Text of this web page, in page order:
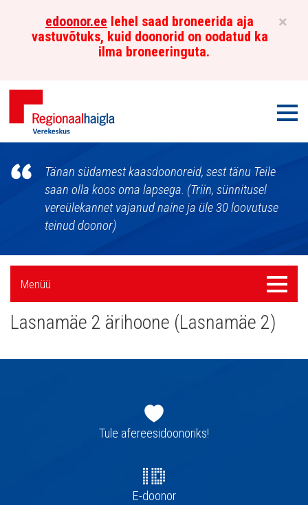
×
edoonor.ee lehel saad broneerida aja
vastuvõtuks, kuid doonorid on oodatud ka
ilma broneeringuta.
Põhja-
Eesti
Regionaalhaigla
Verekeskus
Tänan südamest kaasdoonoreid, sest tänu Teile
saan olla koos oma lapsega. (Triin, sünnitusel
vereülekannet vajanud naine ja üle 30 loovutuse
teinud doonor)
Külgpaani
navigatsioon
Menüü
Menüü
Lasnamäe 2 ärihoone (Lasnamäe 2)
navigatsioonTule afereesidoonoriks!
E-doonor